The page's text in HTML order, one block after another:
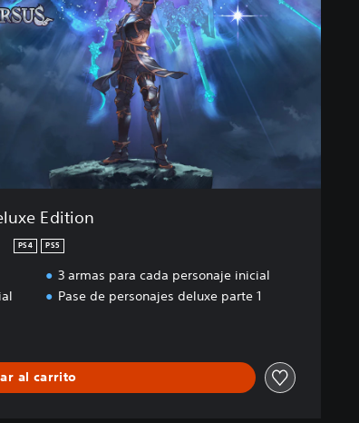
Edition
PS4 PS5
3 armas para cada personaje inicial
Pase de personajes deluxe parte 1
al carrito